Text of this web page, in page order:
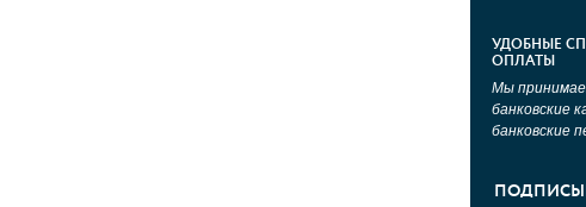
УДОБНЫЕ
ОПЛАТЫ
Мы
банковские
банковские